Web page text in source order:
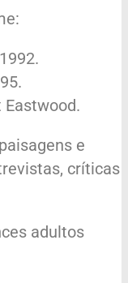
Eastwood.
e
críticas
adultos